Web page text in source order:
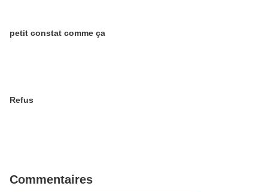
petit constat comme ça
Refus
Commentaires